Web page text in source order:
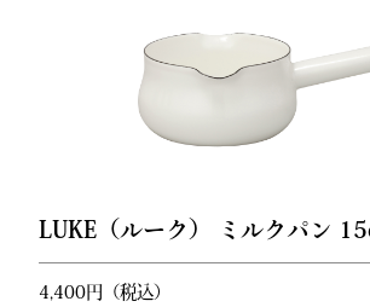
LUKE（ルーク） ミルクパン
4,400円（税込）